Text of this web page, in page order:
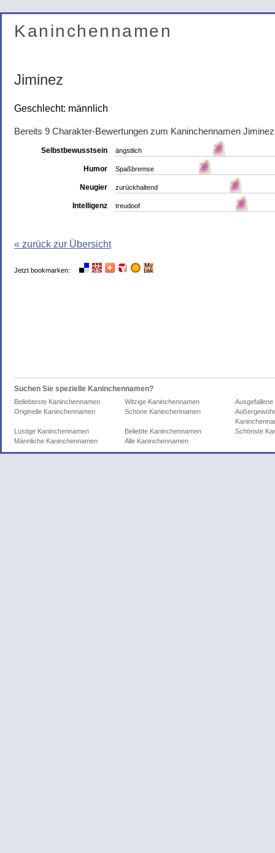
Kaninchennamen
Jiminez
Geschlecht: männlich
Bereits 9 Charakter-Bewertungen zum Kaninchennamen
Selbstbewusstsein ängstlich
Humor Spaßbremse
Neugier zurückhaltend
Intelligenz treudoof
« zurück zur Übersicht
Jetzt bookmarken:
Suchen Sie spezielle Kaninchennamen?
Beliebteste Kaninchennamen Witzige Kaninchennamen
Originelle Kaninchennamen
Schöne Kaninchennamen
Lustige Kaninchennamen
Beliebte Kaninchennamen
Schönste
Männliche Kaninchennamen
Alle Kaninchennamen